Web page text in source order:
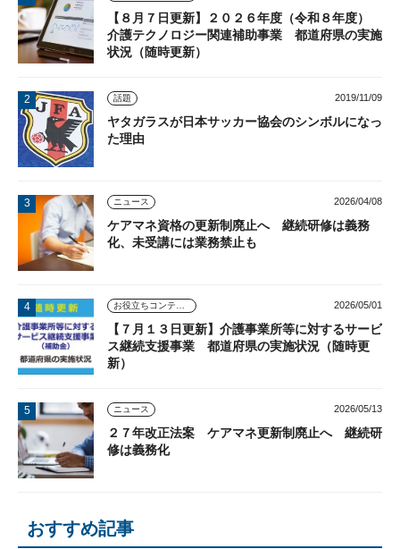
【８月７日更新】２０２６年度（令和８年度）
介護テクノロジー関連補助事業 都道府県の実施
状況（随時更新）
話題 2019/11/09
ヤタガラスが日本サッカー協会のシンボルになっ
た理由
ニュース 2026/04/08
ケアマネ資格の更新制廃止へ 継続研修は義務
化、未受講には業務禁止も
2026/05/01
【７月１３日更新】介護事業所等に対するサービ
ス継続支援事業 都道府県の実施状況（随時更
新）
ニュース 2026/05/13
２７年改正法案 ケアマネ更新制廃止へ 継続研
修は義務化
おすすめ記事